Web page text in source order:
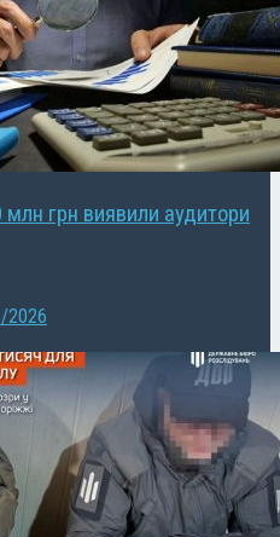
грн виявили аудитори
2026